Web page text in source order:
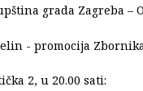
grada Zagreba –
- promocija
2, u 20.00 sati: